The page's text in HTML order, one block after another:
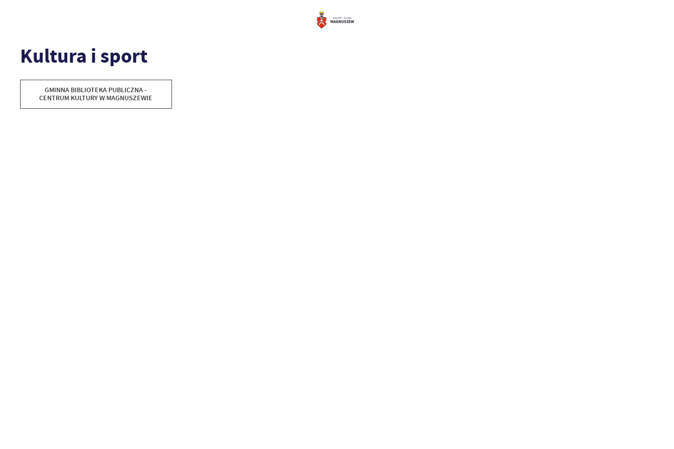
Kultura i sport
GMINNA BIBLIOTEKA PUBLICZNA -
CENTRUM KULTURY W MAGNUSZEWIE